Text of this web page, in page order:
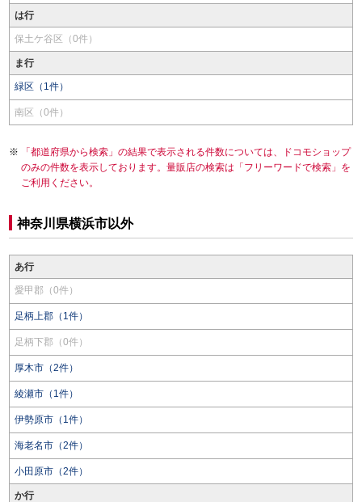
は行
保土ケ谷区（0件）
ま行
緑区（1件）
南区（0件）
「都道府県から検索」の結果で表示される件数については、ドコモショップ
のみの件数を表示しております。量販店の検索は「フリーワードで検索」を
ご利用ください。
神奈川県横浜市以外
あ行
愛甲郡（0件）
足柄上郡（1件）
足柄下郡（0件）
厚木市（2件）
綾瀬市（1件）
伊勢原市（1件）
海老名市（2件）
小田原市（2件）
か行